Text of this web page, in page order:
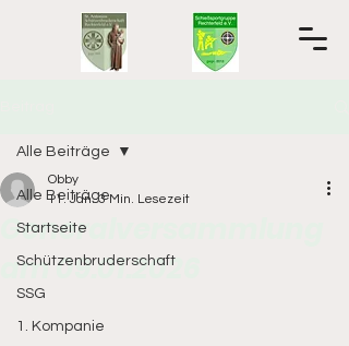
Alle Beiträge
Startseite
Schützenbruderschaft
SSG
1. Kompanie
Alle Beiträge
Generalversammlung
am 09.01.2026
Obby
11. Jan. 3 Min. Lesezeit